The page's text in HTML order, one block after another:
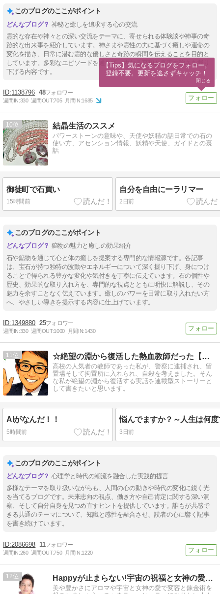
このブログのここがポイント
神秘と癒しを追求する心の交流
霊的な存在や神々との深い交流をテーマに、寄せられる体験談や神事の奇
跡的な出来事を紹介しています。神さまや霊性の力に基づく癒しや運命の
変化を描き、日常に潜む霊的な優しさと奇跡の瞬間を伝えることを目的と
しています。多彩なエピソードを通じて、内なる平和と真実の強さを掘り
下げる内容です。
1138796 48
週間IN:330 週間OUT:705 月間IN:1685
10 結晶生活のススメ
パワーストーンの意味や、天使や妖精の話日常での石の
使い方、アセンション情報、妖精や天使、ガイドとの裏
話
御徒町で石買い
15時間前
自分を自由にーラリマー
2日前
このブログのここがポイント
鉱物の魅力と癒しの効果紹介
石や鉱物を通じて心と体の癒しを提案する専門的な情報源です。各記事
は、宝石が持つ独特の波動やエネルギーについて深く掘り下げ、身につけ
ることで得られる豊かな変化や気付きを丁寧に伝えています。石の個性や
歴史、効果的な取り入れ方を、専門的な視点とともに明快に解説し、その
魅力を余すことなく伝えています。癒しのパワーを日常に取り入れたい方
へ、やさしい導きを提示する内容に仕上げています。
1349880 25
週間IN:330 週間OUT:1000 月間IN:1430
11 ☆絶望の淵から復活した熱血教師だった【はるのり】のブログ☆
高校の人気者の教師であった私が、警察に逮捕され、留
置場そして拘置所に入れられ、自殺を考えました。そん
な私が絶望の淵から復活する実話を連載型ストーリーと
して書きたいと思います。
AIがなんだ！！
5時間前 3日前
このブログのここがポイント
心理学と時代の潮流を融合した実践的提言
多様なテーマを取り扱いながらも、人間の心の動きや時代の変化に鋭く光
を当てるブログです。未来志向の視点、働き方や自己肯定に関する深い洞
察、そして自分自身を見つめ直すヒントを提供しています。誰もが共感で
きる共通のテーマについて、知識と感性を融合させ、読者の心に響く記事
を書き続けています。
2086698 11
週間IN:260 週間OUT:750 月間IN:1220
12 Happyが止まらない!宇宙の祝福と女神の愛と香りの癒し
美や豊かさにアロマや宇宙と女神の愛で変容と錬金術を
【Tips】気になるブログをフォロー。
登録不要。更新を逃さずキャッチ！
閉じる